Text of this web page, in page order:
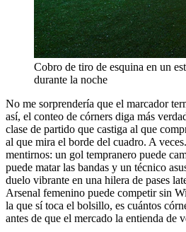
Cobro de tiro de esquina en un
durante la noche
No me sorprendería que el marcador
así, el conteo de córners diga más
clase de partido que castiga al que
al que mira el borde del cuadro. A
mentirnos: un gol tempranero puede
puede matar las bandas y un técnico
duelo vibrante en una hilera de pases
Arsenal femenino puede competir sin
la que sí toca el bolsillo, es cuántos
antes de que el mercado la entienda de